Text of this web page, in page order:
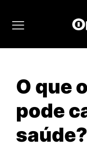
O que
pode
saúde?